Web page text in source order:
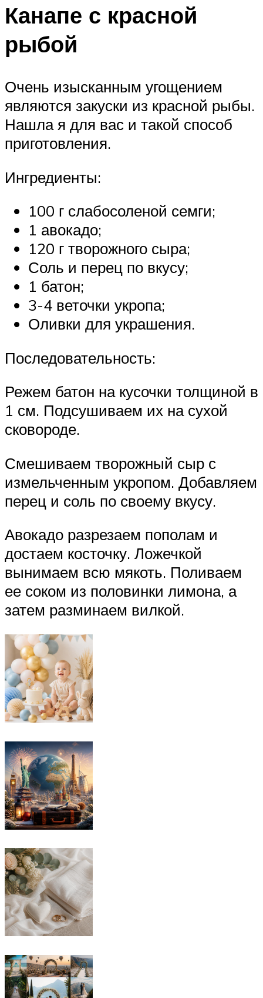
Канапе с красной
рыбой
Очень изысканным угощением
являются закуски из красной рыбы.
Нашла я для вас и такой способ
приготовления.
Ингредиенты:
100 г слабосоленой семги;
1 авокадо;
120 г творожного сыра;
Соль и перец по вкусу;
1 батон;
3-4 веточки укропа;
Оливки для украшения.
Последовательность:
Режем батон на кусочки толщиной в
1 см. Подсушиваем их на сухой
сковороде.
Смешиваем творожный сыр с
измельченным укропом. Добавляем
перец и соль по своему вкусу.
Авокадо разрезаем пополам и
достаем косточку. Ложечкой
вынимаем всю мякоть. Поливаем
ее соком из половинки лимона, а
затем разминаем вилкой.